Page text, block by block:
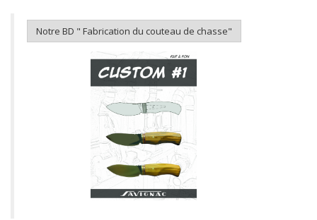
Notre BD " Fabrication du couteau de chasse"